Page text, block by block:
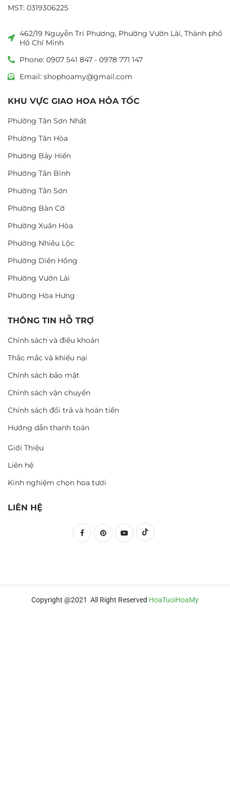
MST: 0319306225
462/19 Nguyễn Tri Phương, Phường Vườn Lài, Thành phố
Hồ Chí Minh
Phone: 0907 541 847 - 0978 771 147
Email: shophoamy@gmail.com
KHU VỰC GIAO HOA HỎA TỐC
Phường Tân Sơn Nhất
Phường Tân Hòa
Phường Bảy Hiền
Phường Tân Bình
Phường Tân Sơn
Phường Bàn Cờ
Phường Xuân Hòa
Phường Nhiêu Lộc
Phường Diên Hồng
Phường Vườn Lài
Phường Hòa Hưng
THÔNG TIN HỖ TRỢ
Chính sách và điều khoản
Thắc mắc và khiếu nại
Chính sách bảo mật
Chính sách vận chuyển
Chính sách đổi trả và hoàn tiền
Hướng dẫn thanh toán
Giới Thiệu
Liên hệ
Kinh nghiệm chọn hoa tươi
LIÊN HỆ
Copyright @2021 All Right Reserved HoaTuoiHoaMy